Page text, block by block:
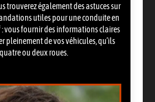
trouverez également des astuces sur
utiles pour une conduite en
vous fournir des informations claires
pleinement de vos véhicules, qu’ils
ou deux roues.